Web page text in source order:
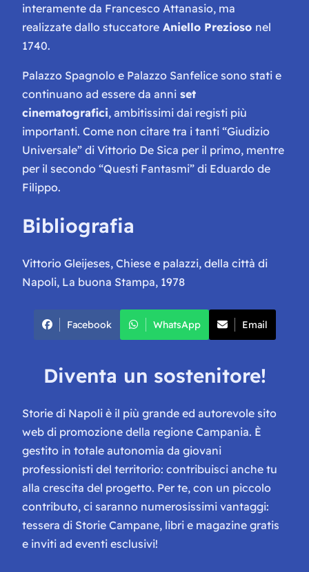
interamente da Francesco Attanasio, ma
realizzate dallo stuccatore Aniello Prezioso nel
1740.
Palazzo Spagnolo e Palazzo Sanfelice sono stati e
continuano ad essere da anni set
cinematografici, ambitissimi dai registi più
importanti. Come non citare tra i tanti “Giudizio
Universale” di Vittorio De Sica per il primo, mentre
per il secondo “Questi Fantasmi” di Eduardo de
Filippo.
Bibliografia
Vittorio Gleijeses, Chiese e palazzi, della città di
Napoli, La buona Stampa, 1978
Facebook WhatsApp Email
Diventa un sostenitore!
Storie di Napoli è il più grande ed autorevole sito
web di promozione della regione Campania. È
gestito in totale autonomia da giovani
professionisti del territorio: contribuisci anche tu
alla crescita del progetto. Per te, con un piccolo
contributo, ci saranno numerosissimi vantaggi:
tessera di Storie Campane, libri e magazine gratis
e inviti ad eventi esclusivi!